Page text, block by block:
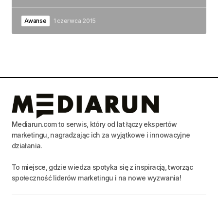
Awanse 1 czerwca 2015
Mediarun.com to serwis, który od lat łączy ekspertów
marketingu, nagradzając ich za wyjątkowe i innowacyjne
działania.
To miejsce, gdzie wiedza spotyka się z inspiracją, tworząc
społeczność liderów marketingu i na nowe wyzwania!